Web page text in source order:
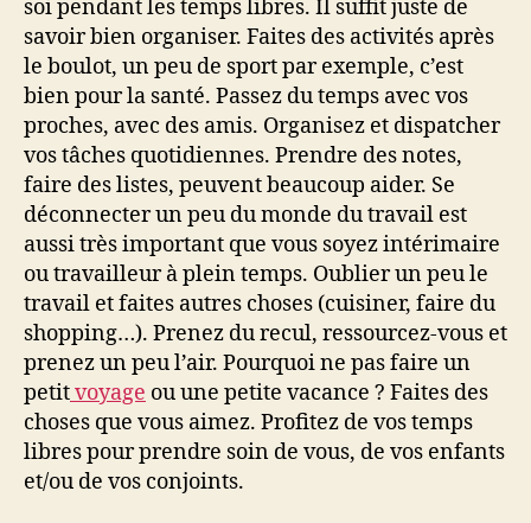
soi pendant les temps libres. Il suffit juste de
savoir bien organiser. Faites des activités après
le boulot, un peu de sport par exemple, c’est
bien pour la santé. Passez du temps avec vos
proches, avec des amis. Organisez et dispatcher
vos tâches quotidiennes. Prendre des notes,
faire des listes, peuvent beaucoup aider. Se
déconnecter un peu du monde du travail est
aussi très important que vous soyez intérimaire
ou travailleur à plein temps. Oublier un peu le
travail et faites autres choses (cuisiner, faire du
shopping…). Prenez du recul, ressourcez-vous et
prenez un peu l’air. Pourquoi ne pas faire un
petitvoyage ou une petite vacance ? Faites des
choses que vous aimez. Profitez de vos temps
libres pour prendre soin de vous, de vos enfants
et/ou de vos conjoints.